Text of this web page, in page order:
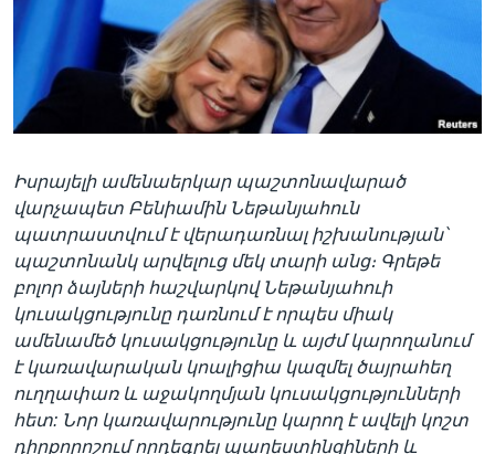
Լեզուներ
Իսրայելի ամենաերկար պաշտոնավարած
վարչապետ Բենիամին Նեթանյահուն
պատրաստվում է վերադառնալ իշխանության՝
պաշտոնանկ արվելուց մեկ տարի անց։ Գրեթե
բոլոր ձայների հաշվարկով Նեթանյահուի
կուսակցությունը դառնում է որպես միակ
ամենամեծ կուսակցությունը և այժմ կարողանում
է կառավարական կոալիցիա կազմել ծայրահեղ
ուղղափառ և աջակողմյան կուսակցությունների
հետ: Նոր կառավարությունը կարող է ավելի կոշտ
դիրքորոշում որդեգրել պաղեստինցիների և